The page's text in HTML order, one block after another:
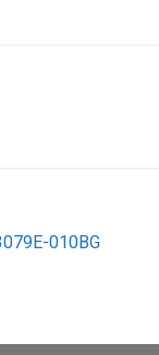
010BG